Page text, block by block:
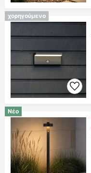
χορηγούμενο
Νέο